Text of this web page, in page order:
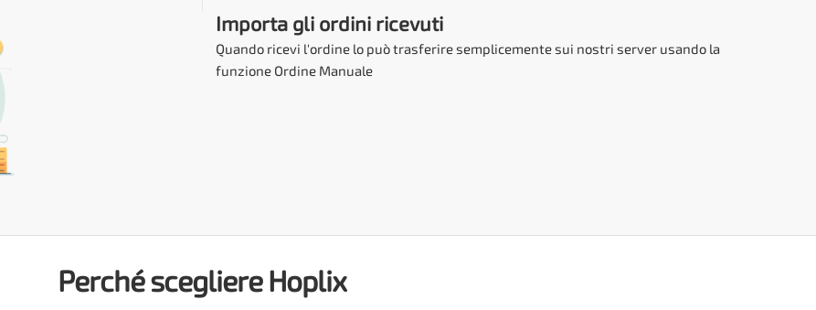
Importa gli ordini ricevuti
Quando ricevi l'ordine lo può trasferire semplicemente sui nostri server usando la
funzione Ordine Manuale
Perché scegliere Hoplix